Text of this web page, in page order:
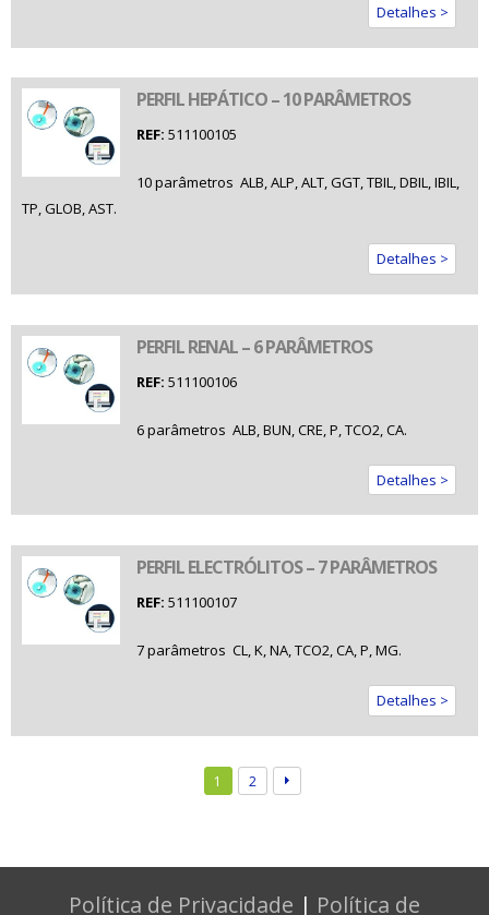
Detalhes >
PERFIL HEPÁTICO – 10 PARÂMETROS
REF: 511100105
10 parâmetros  ALB, ALP, ALT, GGT, TBIL, DBIL, IBIL,
TP, GLOB, AST.
Detalhes >
PERFIL RENAL – 6 PARÂMETROS
REF: 511100106
6 parâmetros  ALB, BUN, CRE, P, TCO2, CA.
Detalhes >
PERFIL ELECTRÓLITOS – 7 PARÂMETROS
REF: 511100107
7 parâmetros  CL, K, NA, TCO2, CA, P, MG.
Detalhes >
1 2
Política de Privacidade | Política de